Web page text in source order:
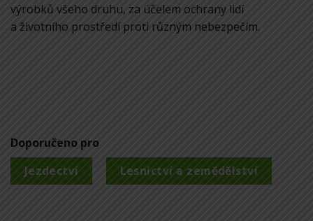
výrobků všeho druhu, za účelem ochrany lidí
a životního prostředí proti různým nebezpečím.
Doporučeno pro
Jezdectví
Lesnictví a zemědělství